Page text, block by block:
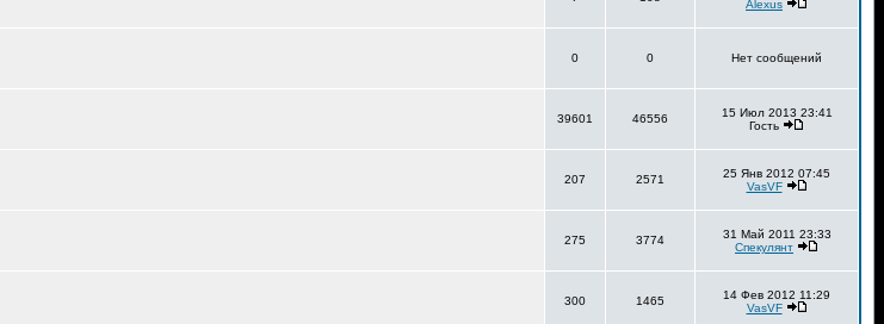
Alexus
0 0 Нет сообщений
39601 46556
15 Июл 2013 23:41
Гость
207 2571
25 Янв 2012 07:45
VasVF
275 3774
31 Май 2011 23:33
Спекулянт
300 1465
14 Фев 2012 11:29
VasVF